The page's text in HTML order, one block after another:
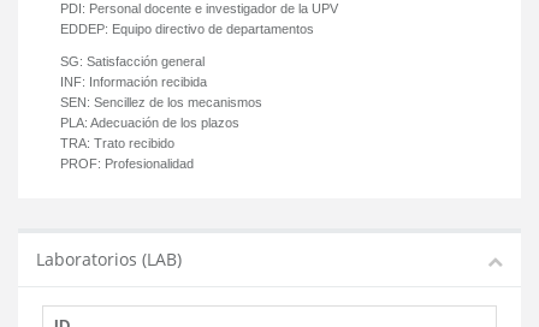
PDI: Personal docente e investigador de la UPV
EDDEP: Equipo directivo de departamentos
SG: Satisfacción general
INF: Información recibida
SEN: Sencillez de los mecanismos
PLA: Adecuación de los plazos
TRA: Trato recibido
PROF: Profesionalidad
Laboratorios (LAB)